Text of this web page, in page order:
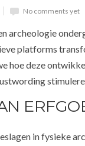
No comments yet
archeologie
platforms
hoe deze
in fysieke